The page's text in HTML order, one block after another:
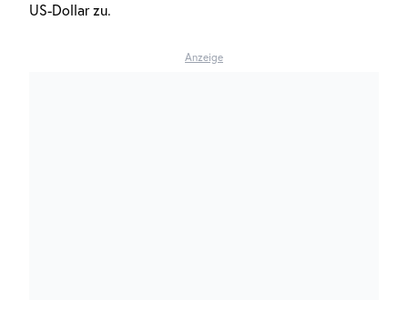
US-Dollar zu.
Anzeige